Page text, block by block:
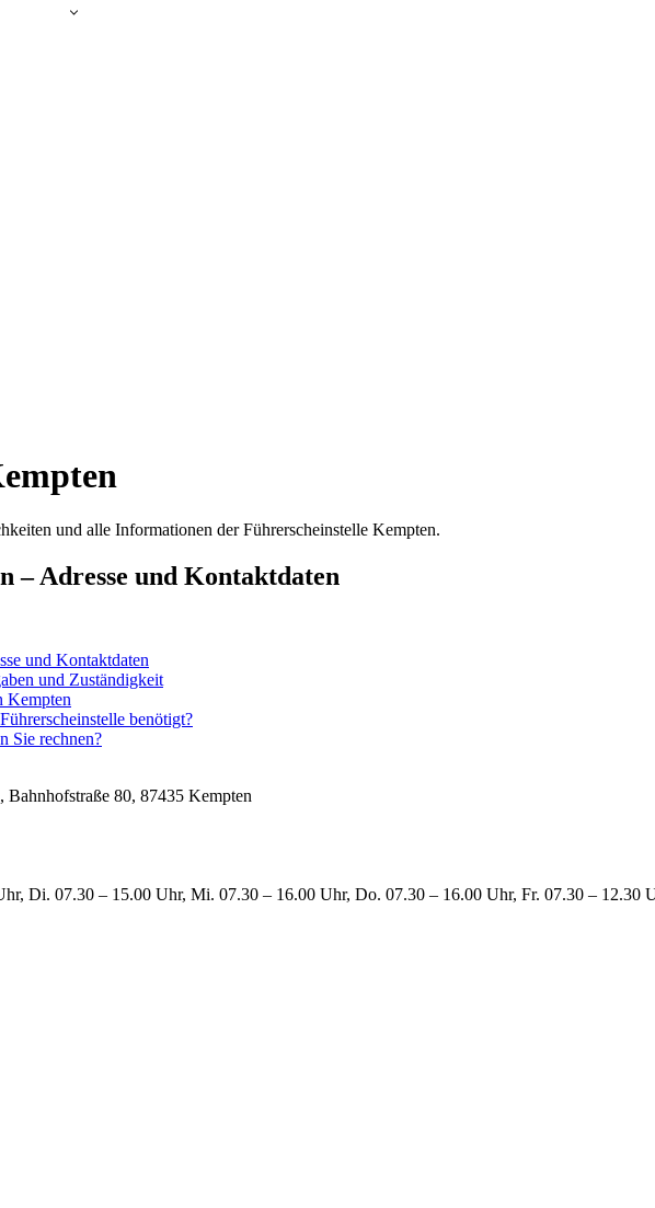
und alle Informationen der Führerscheinstelle Kempten.
– Adresse und Kontaktdaten
und Kontaktdaten
und Zuständigkeit
Kempten
benötigt?
Sie rechnen?
Bahnhofstraße 80, 87435 Kempten
Di. 07.30 – 15.00 Uhr, Mi. 07.30 – 16.00 Uhr, Do. 07.30 – 16.00 Uhr, Fr. 07.30 – 12.30